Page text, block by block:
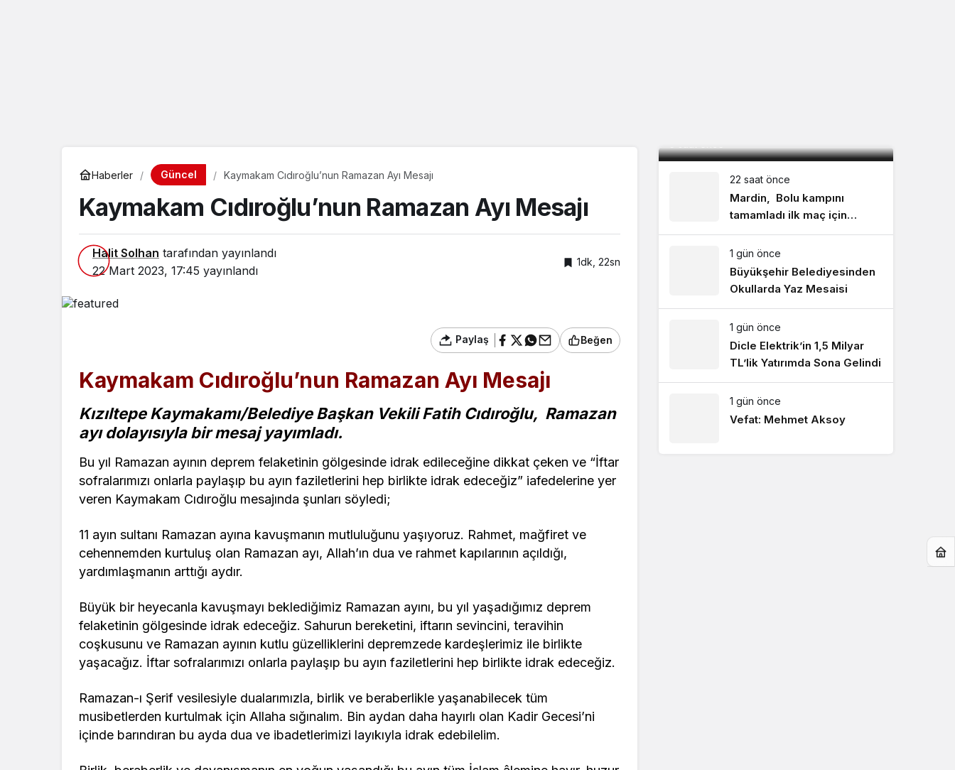
Haberler Güncel Kaymakam Cıdıroğlu’nun Ramazan Ayı Mesajı
Kaymakam Cıdıroğlu’nun Ramazan Ayı Mesajı
Halit Solhan tarafından yayınlandı
22 Mart 2023, 17:45 yayınlandı
1dk, 22sn
Paylaş Beğen
Kaymakam Cıdıroğlu’nun Ramazan Ayı Mesajı
Kızıltepe Kaymakamı/Belediye Başkan Vekili Fatih Cıdıroğlu, Ramazan
ayı dolayısıyla bir mesaj yayımladı.
Bu yıl Ramazan ayının deprem felaketinin gölgesinde idrak edileceğine dikkat çeken ve “İftar
sofralarımızı onlarla paylaşıp bu ayın faziletlerini hep birlikte idrak edeceğiz” iafedelerine yer
veren Kaymakam Cıdıroğlu mesajında şunları söyledi;
11 ayın sultanı Ramazan ayına kavuşmanın mutluluğunu yaşıyoruz. Rahmet, mağfiret ve
cehennemden kurtuluş olan Ramazan ayı, Allah’ın dua ve rahmet kapılarının açıldığı,
yardımlaşmanın arttığı aydır.
Büyük bir heyecanla kavuşmayı beklediğimiz Ramazan ayını, bu yıl yaşadığımız deprem
felaketinin gölgesinde idrak edeceğiz. Sahurun bereketini, iftarın sevincini, teravihin
coşkusunu ve Ramazan ayının kutlu güzelliklerini depremzede kardeşlerimiz ile birlikte
yaşacağız. İftar sofralarımızı onlarla paylaşıp bu ayın faziletlerini hep birlikte idrak edeceğiz.
Ramazan-ı Şerif vesilesiyle dualarımızla, birlik ve beraberlikle yaşanabilecek tüm
musibetlerden kurtulmak için Allaha sığınalım. Bin aydan daha hayırlı olan Kadir Gecesi’ni
içinde barındıran bu ayda dua ve ibadetlerimizi layıkıyla idrak edebilelim.
22 saat önce
Mardin, Bolu kampını
tamamladı ilk maç için
İstanbul’a geçti
1 gün önce
Büyükşehir Belediyesinden
Okullarda Yaz Mesaisi
1 gün önce
Dicle Elektrik’in 1,5 Milyar
TL’lik Yatırımda Sona Gelindi
1 gün önce
Vefat: Mehmet Aksoy